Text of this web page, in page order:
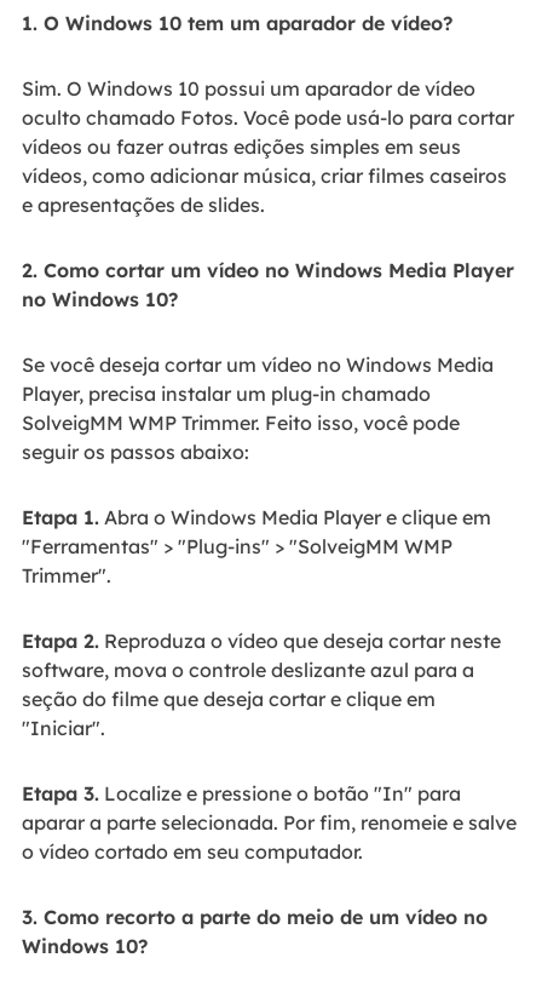
1. O Windows 10 tem um aparador de vídeo?
Sim. O Windows 10 possui um aparador de vídeo
oculto chamado Fotos. Você pode usá-lo para cortar
vídeos ou fazer outras edições simples em seus
vídeos, como adicionar música, criar filmes caseiros
e apresentações de slides.
2. Como cortar um vídeo no Windows Media Player
no Windows 10?
Se você deseja cortar um vídeo no Windows Media
Player, precisa instalar um plug-in chamado
SolveigMM WMP Trimmer. Feito isso, você pode
seguir os passos abaixo:
Etapa 1.Abra o Windows Media Player e clique em
"Ferramentas" > "Plug-ins" > "SolveigMM WMP
Trimmer".
Etapa 2.Reproduza o vídeo que deseja cortar neste
software, mova o controle deslizante azul para a
seção do filme que deseja cortar e clique em
"Iniciar".
Etapa 3.Localize e pressione o botão "In" para
aparar a parte selecionada. Por fim, renomeie e salve
o vídeo cortado em seu computador.
3. Como recorto a parte do meio de um vídeo no
Windows 10?